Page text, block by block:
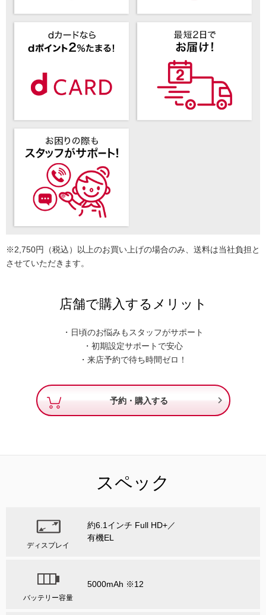
※2,750円（税込）以上のお買い上げの場合のみ、送料は当社負担と
させていただきます。
店舗で購入するメリット
・日頃のお悩みもスタッフがサポート
・初期設定サポートで安心
・来店予約で待ち時間ゼロ！
予約・購入する 
スペック
ディスプレイ
約6.1インチ Full HD+／
有機EL
バッテリー容量
5000mAh ※12